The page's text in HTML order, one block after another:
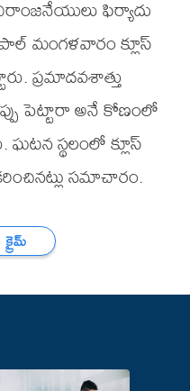
ఫిర్యాదు
మంగళవారం క్లూస్
ప్రమాదవశాత్తు
పెట్టారా అనే కోణంలో
ఘటన స్థలంలో క్లూస్
సమాచారం.
క్రైమ్